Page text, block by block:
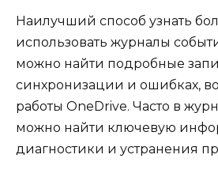
Наилучший способ узнать
использовать журналы
можно найти подробные
синхронизации и ошибках,
работы OneDrive. Часто в
можно найти ключевую
диагностики и устранения